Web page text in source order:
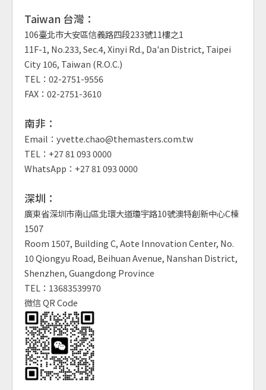
Taiwan 台灣：
106臺北市大安區信義路四段233號11樓之1
11F-1, No.233, Sec.4, Xinyi Rd., Da'an District, Taipei
City 106, Taiwan (R.O.C.)
TEL：02-2751-9556
FAX：02-2751-3610
南非：
Email：yvette.chao@themasters.com.tw
TEL：+27 81 093 0000
WhatsApp：+27 81 093 0000
深圳：
廣東省深圳市南山區北環大道瓊宇路10號澳特創新中心C棟
1507
Room 1507, Building C, Aote Innovation Center, No.
10 Qiongyu Road, Beihuan Avenue, Nanshan District,
Shenzhen, Guangdong Province
TEL：13683539970
微信 QR Code